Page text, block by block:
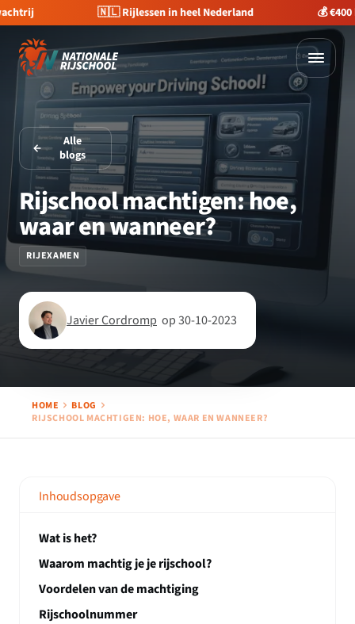
🇳🇱 Rijlessen in heel Nederland 💰 €400 korting op je
Alle
blogs
Rijschool machtigen: hoe,
waar en wanneer?
RIJEXAMEN
Javier Cordromp op 30-10-2023
HOME
BLOG
RIJSCHOOL MACHTIGEN: HOE, WAAR EN WANNEER?
Inhoudsopgave
Wat is het?
Waarom machtig je je rijschool?
Voordelen van de machtiging
Rijschoolnummer